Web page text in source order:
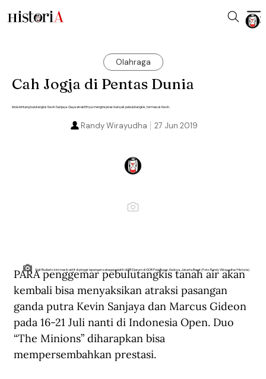
Olahraga
Cah Jogja di Pentas Dunia
Idola bintang bulutangkis Kevin Sanjaya. Gaya atraktifnya menginspirasi banyak pebulutangkis, termasuk Kevin.
27 Jun 2019
Randy Wirayudha
Sigit Budiarto kini masih aktif di pinggir lapangan sebagai pelatih di PB Djarum di GOR Pola Bugar, Kedoya, Jakarta Barat (Foto: Randy Wirayudha/Historia)
PARA penggemar pebulutangkis tanah air akan
kembali bisa menyaksikan atraksi pasangan
ganda putra Kevin Sanjaya dan Marcus Gideon
pada 16-21 Juli nanti di Indonesia Open. Duo
“The Minions” diharapkan bisa
mempersembahkan prestasi.